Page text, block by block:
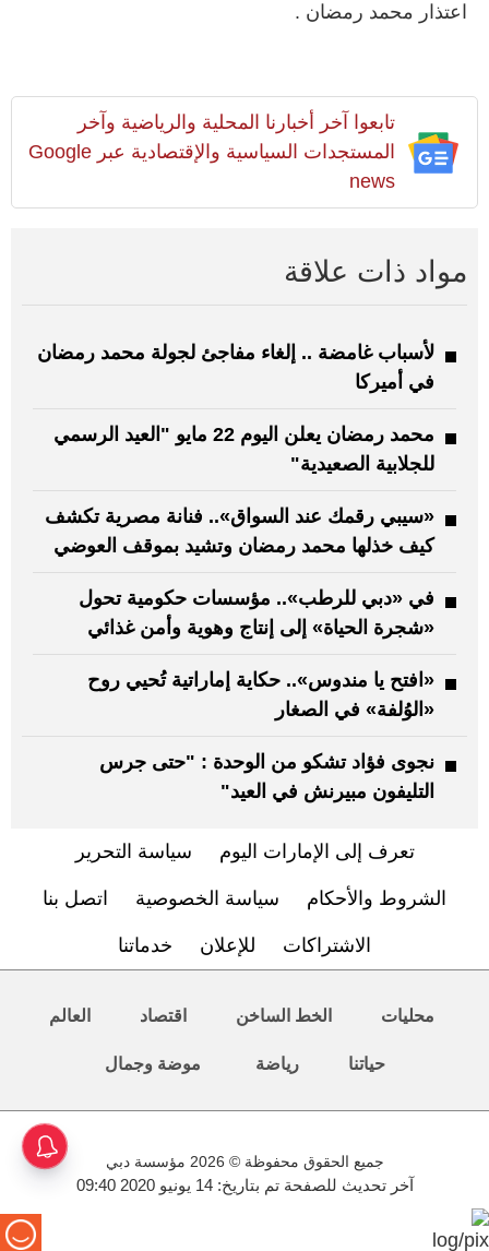
اعتذار محمد رمضان .
تابعوا آخر أخبارنا المحلية والرياضية وآخر
المستجدات السياسية والإقتصادية عبر Google
news
مواد ذات علاقة
لأسباب غامضة .. إلغاء مفاجئ لجولة محمد رمضان
في أميركا
محمد رمضان يعلن اليوم 22 مايو "العيد الرسمي
للجلابية الصعيدية"
«سيبي رقمك عند السواق».. فنانة مصرية تكشف
كيف خذلها محمد رمضان وتشيد بموقف العوضي
في «دبي للرطب».. مؤسسات حكومية تحول
«شجرة الحياة» إلى إنتاج وهوية وأمن غذائي
«افتح يا مندوس».. حكاية إماراتية تُحيي روح
«الوُلفة» في الصغار
نجوى فؤاد تشكو من الوحدة : "حتى جرس
التليفون مبيرنش في العيد"
تعرف إلى الإمارات اليوم سياسة التحرير
الشروط والأحكام سياسة الخصوصية اتصل بنا
الاشتراكات للإعلان خدماتنا
محليات الخط الساخن اقتصاد العالم
حياتنا رياضة موضة وجمال
جميع الحقوق محفوظة © 2026 مؤسسة دبي
آخر تحديث للصفحة تم بتاريخ: 14 يونيو 2020 09:40